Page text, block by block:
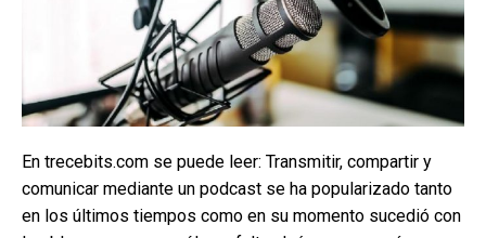
En trecebits.com se puede leer: Transmitir, compartir y
comunicar mediante un podcast se ha popularizado tanto
en los últimos tiempos como en su momento sucedió con